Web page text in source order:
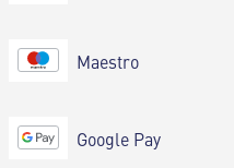
Maestro
Google Pay